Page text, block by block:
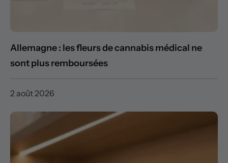
Allemagne : les fleurs de cannabis médical ne
sont plus remboursées
2 août 2026